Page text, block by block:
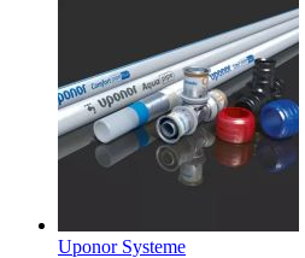
Uponor Systeme